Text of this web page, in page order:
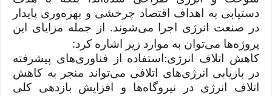
دستیابی به اهداف اقتصاد چرخشی و بهره‌وری پایدار
در صنعت انرژی اجرا می‌شوند. از جمله مزایای این
پروژه‌ها می‌توان به موارد زیر اشاره کرد:
کاهش اتلاف انرژی:استفاده از فناوری‌های پیشرفته
در بازیابی انرژی‌های اتلافی می‌تواند منجر به کاهش
اتلاف انرژی در نیروگاه‌ها و افزایش بازدهی کلی